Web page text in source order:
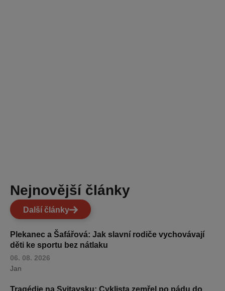
Nejnovější články
Další články
Plekanec a Šafářová: Jak slavní rodiče vychovávají
děti ke sportu bez nátlaku
06. 08. 2026
Jan
Tragédie na Svitavsku: Cyklista zemřel po pádu do